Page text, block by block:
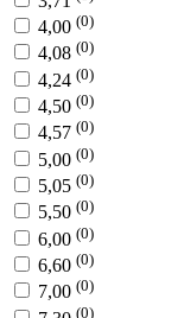
4,00 (0)
4,08 (0)
4,24 (0)
4,50 (0)
4,57 (0)
5,00 (0)
5,05 (0)
5,50 (0)
6,00 (0)
6,60 (0)
7,00 (0)
(0)